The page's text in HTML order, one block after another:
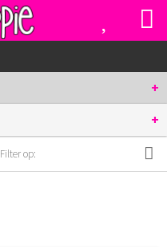
+
+
Filter op: